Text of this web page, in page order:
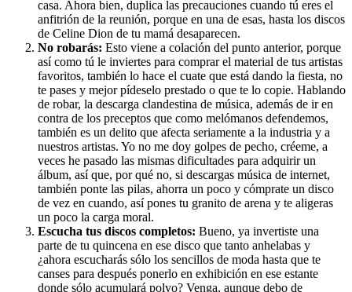
casa. Ahora bien, duplica las precauciones cuando tú eres el
anfitrión de la reunión, porque en una de esas, hasta los discos
de Celine Dion de tu mamá desaparecen.
No robarás: Esto viene a colación del punto anterior, porque
así como tú le inviertes para comprar el material de tus artistas
favoritos, también lo hace el cuate que está dando la fiesta, no
te pases y mejor pídeselo prestado o que te lo copie. Hablando
de robar, la descarga clandestina de música, además de ir en
contra de los preceptos que como melómanos defendemos,
también es un delito que afecta seriamente a la industria y a
nuestros artistas. Yo no me doy golpes de pecho, créeme, a
veces he pasado las mismas dificultades para adquirir un
álbum, así que, por qué no, si descargas música de internet,
también ponte las pilas, ahorra un poco y cómprate un disco
de vez en cuando, así pones tu granito de arena y te aligeras
un poco la carga moral.
Escucha tus discos completos: Bueno, ya invertiste una
parte de tu quincena en ese disco que tanto anhelabas y
¿ahora escucharás sólo los sencillos de moda hasta que te
canses para después ponerlo en exhibición en ese estante
donde sólo acumulará polvo? Venga, aunque debo de